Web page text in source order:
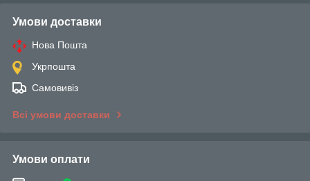
Умови доставки
Нова Пошта
Укрпошта
Самовивіз
Всі умови доставки
Умови оплати